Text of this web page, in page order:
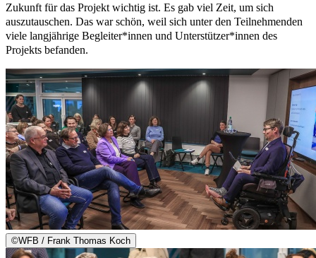
Zukunft für das Projekt wichtig ist. Es gab viel Zeit, um sich
auszutauschen. Das war schön, weil sich unter den Teilnehmenden
viele langjährige Begleiter*innen und Unterstützer*innen des
Projekts befanden.
©WFB / Frank Thomas Koch